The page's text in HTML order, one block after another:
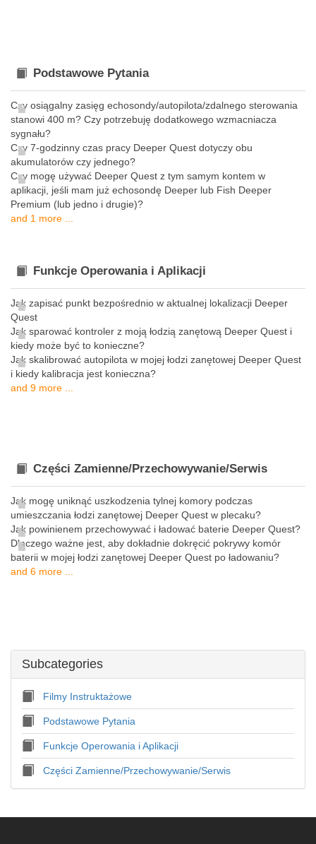
Podstawowe Pytania
Czy osiągalny zasięg echosondy/autopilota/zdalnego sterowania
stanowi 400 m? Czy potrzebuję dodatkowego wzmacniacza
sygnału?
Czy 7-godzinny czas pracy Deeper Quest dotyczy obu
akumulatorów czy jednego?
Czy mogę używać Deeper Quest z tym samym kontem w
aplikacji, jeśli mam już echosondę Deeper lub Fish Deeper
Premium (lub jedno i drugie)?
and 1 more ...
Funkcje Operowania i Aplikacji
Jak zapisać punkt bezpośrednio w aktualnej lokalizacji Deeper
Quest
Jak sparować kontroler z moją łodzią zanętową Deeper Quest i
kiedy może być to konieczne?
Jak skalibrować autopilota w mojej łodzi zanętowej Deeper Quest
i kiedy kalibracja jest konieczna?
and 9 more ...
Części Zamienne/Przechowywanie/Serwis
Jak mogę uniknąć uszkodzenia tylnej komory podczas
umieszczania łodzi zanętowej Deeper Quest w plecaku?
Jak powinienem przechowywać i ładować baterie Deeper Quest?
Dlaczego ważne jest, aby dokładnie dokręcić pokrywy komór
baterii w mojej łodzi zanętowej Deeper Quest po ładowaniu?
and 6 more ...
Subcategories
Filmy Instruktażowe
Podstawowe Pytania
Funkcje Operowania i Aplikacji
Części Zamienne/Przechowywanie/Serwis